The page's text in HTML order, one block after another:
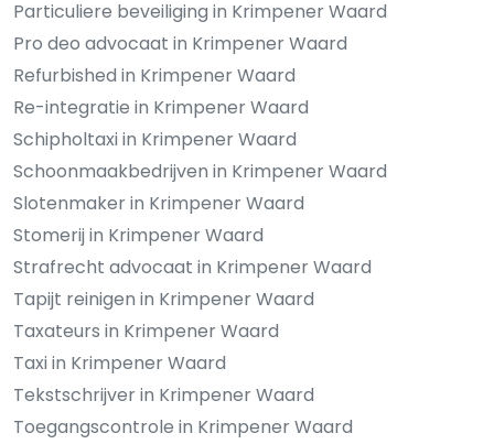
Particuliere beveiliging in Krimpener Waard
Pro deo advocaat in Krimpener Waard
Refurbished in Krimpener Waard
Re-integratie in Krimpener Waard
Schipholtaxi in Krimpener Waard
Schoonmaakbedrijven in Krimpener Waard
Slotenmaker in Krimpener Waard
Stomerij in Krimpener Waard
Strafrecht advocaat in Krimpener Waard
Tapijt reinigen in Krimpener Waard
Taxateurs in Krimpener Waard
Taxi in Krimpener Waard
Tekstschrijver in Krimpener Waard
Toegangscontrole in Krimpener Waard